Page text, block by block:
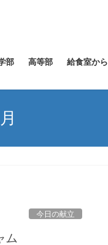
部 高等部 給食室から
今日の献立
ム